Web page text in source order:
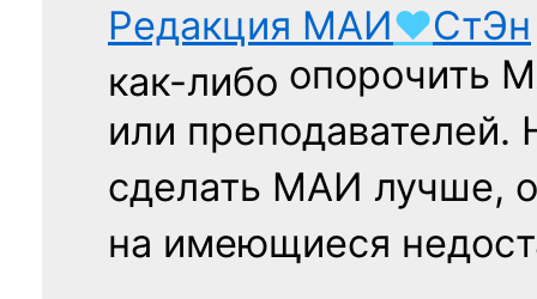
Редакция МАИ♥СтЭн
как-либо опорочить
или
сделать МАИ лучше,
на имеющиеся